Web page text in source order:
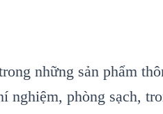
những sản phẩm
nghiệm, phòng sạch,